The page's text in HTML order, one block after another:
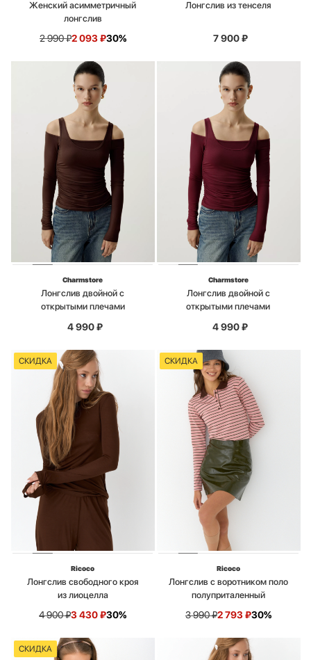
Женский асимметричный
лонгслив
2 990₽2 093₽30%
Лонгслив из тенселя
7 900₽
Charmstore
Лонгслив двойной с
открытыми плечами
4 990₽
Charmstore
Лонгслив двойной с
открытыми плечами
4 990₽
СКИДКА
Ricoco
Лонгслив свободного кроя
из лиоцелла
4 900₽3 430₽30%
СКИДКА
Ricoco
Лонгслив с воротником поло
полуприталенный
3 990₽2 793₽30%
СКИДКА